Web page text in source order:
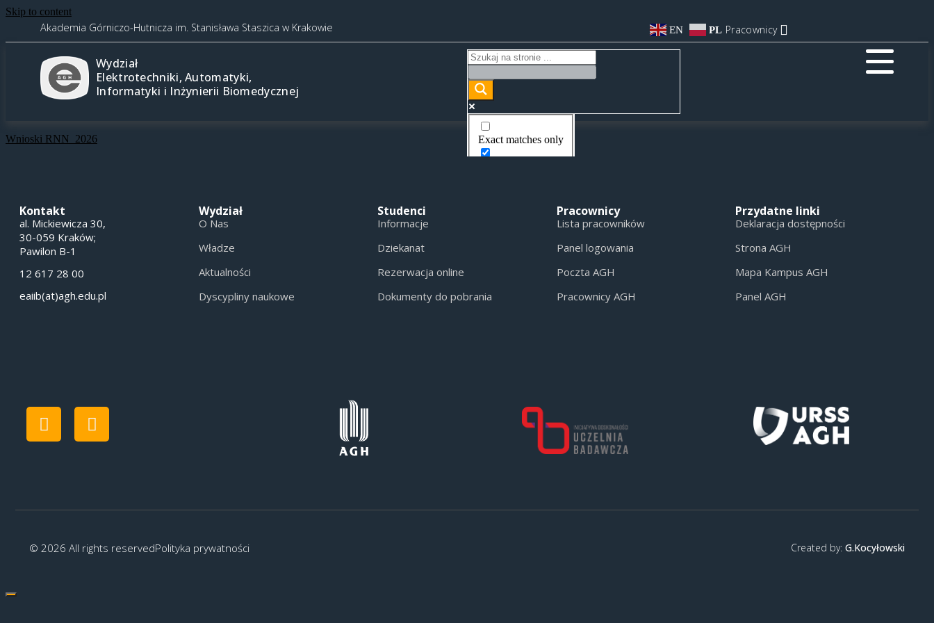
Skip to content
Akademia Górniczo-Hutnicza im. Stanisława Staszica w Krakowie EN PL Pracownicy
Wydział
Elektrotechniki, Automatyki,
Informatyki i Inżynierii Biomedycznej
Exact matches only
Wnioski RNN_2026
Kontakt
al. Mickiewicza 30,
30-059 Kraków;
Pawilon B-1
12 617 28 00
eaiib(at)agh.edu.pl
Wydział
O Nas
Władze
Aktualności
Dyscypliny naukowe
Studenci
Informacje
Dziekanat
Rezerwacja online
Dokumenty do pobrania
Pracownicy
Lista pracowników
Panel logowania
Poczta AGH
Pracownicy AGH
Przydatne linki
Deklaracja dostępności
Strona AGH
Mapa Kampus AGH
Panel AGH
© 2026 All rights reservedPolityka prywatności Created by: G.Kocyłowski